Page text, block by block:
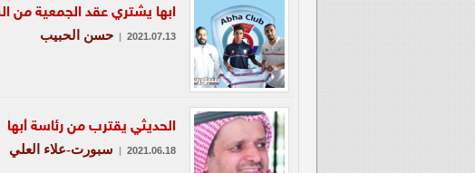
ابها يشتري عقد الجمعية من
2021.07.13
| حسن الحبيب
الحديثي يقترب من رئاسة أبها
2021.06.18
| سبورت-علاء العلي